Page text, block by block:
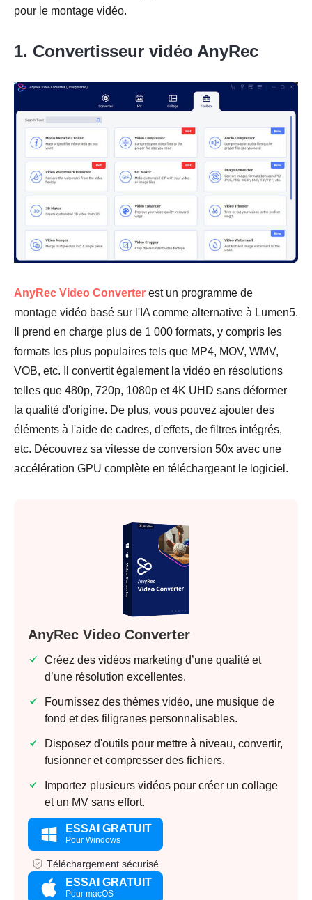
pour le montage vidéo.
1. Convertisseur vidéo AnyRec
AnyRec Video Converter est un programme de
montage vidéo basé sur l'IA comme alternative à Lumen5.
Il prend en charge plus de 1 000 formats, y compris les
formats les plus populaires tels que MP4, MOV, WMV,
VOB, etc. Il convertit également la vidéo en résolutions
telles que 480p, 720p, 1080p et 4K UHD sans déformer
la qualité d'origine. De plus, vous pouvez ajouter des
éléments à l'aide de cadres, d'effets, de filtres intégrés,
etc. Découvrez sa vitesse de conversion 50x avec une
accélération GPU complète en téléchargeant le logiciel.
AnyRec Video Converter
Créez des vidéos marketing d’une qualité et
d’une résolution excellentes.
Fournissez des thèmes vidéo, une musique de
fond et des filigranes personnalisables.
Disposez d'outils pour mettre à niveau, convertir,
fusionner et compresser des fichiers.
Importez plusieurs vidéos pour créer un collage
et un MV sans effort.
ESSAI GRATUIT
Pour Windows
Téléchargement sécurisé
ESSAI GRATUIT
Pour macOS